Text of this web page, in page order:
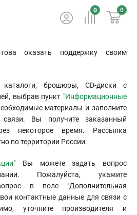
0 0
оказать поддержку своим
брошюры, CD-диски с
выбрав пункт "Информационные
материалы и заполните
Вы получите заказанный
некоторое время. Рассылка
по территории России.
" Вы можете задать вопрос
Пожалуйста, укажите
в поле "Дополнительная
контактные данные для связи с
уточните производителя и